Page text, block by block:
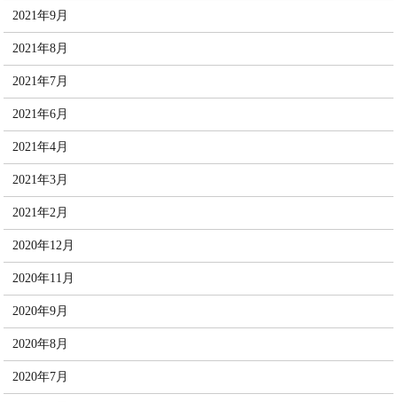
2021年9月
2021年8月
2021年7月
2021年6月
2021年4月
2021年3月
2021年2月
2020年12月
2020年11月
2020年9月
2020年8月
2020年7月